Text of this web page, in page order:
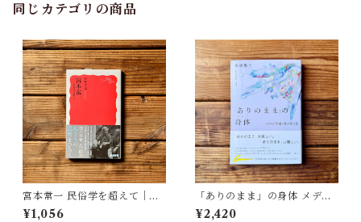
同じカテゴリの商品
宮本常一 民俗学を超えて｜木
村 哲也
¥1,056
「ありのまま」の身体 メディ
アが描く私の見た目 | 藤嶋 陽
¥2,420